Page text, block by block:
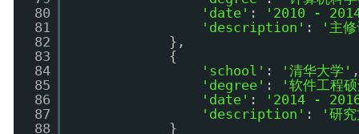
80
81
82
83
84
85
86
87
88
'date' :
'2010 -
'description' :
'主
},
{
'school' : '清华大学'
'degree' :
'软件工程
'date' :
'2014 -
'description' :
'研究
}